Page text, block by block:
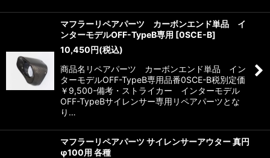
マフラーリペアパーツ カーボンエンド単品 イ
ンターモデルOFF-TypeB専用 [0SCE-B]
10,450円(税込)
商品名リペアパーツ カーボンエンド単品 イン
ターモデルOFF-TypeB専用品番0SCE-B税別定価
￥9,500-備考・ストライカー インターモデル
OFF-TypeBサイレンサー専用リペアパーツとな
り…
マフラーリペアパーツ サイレンサーアウター 真円
φ100用 各種